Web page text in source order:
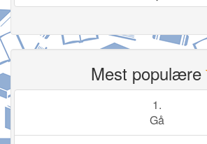
Mest populære
1.
Gå